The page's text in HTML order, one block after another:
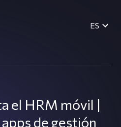
ES
el HRM móvil |
de gestión